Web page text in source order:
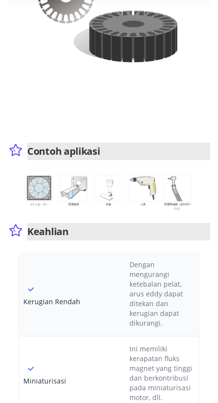
Contoh aplikasi
Keahlian
Kerugian Rendah
Dengan
mengurangi
ketebalan pelat,
arus eddy dapat
ditekan dan
kerugian dapat
dikurangi.
Miniaturisasi
Ini memiliki
kerapatan fluks
magnet yang tinggi
dan berkontribusi
pada miniaturisasi
motor, dll.